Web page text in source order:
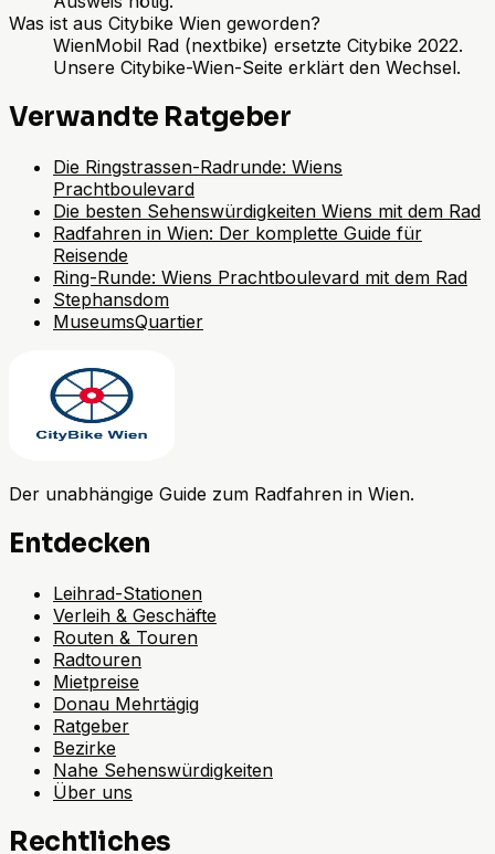
Was ist aus Citybike Wien geworden?
WienMobil Rad (nextbike) ersetzte Citybike 2022.
Unsere Citybike-Wien-Seite erklärt den Wechsel.
Verwandte Ratgeber
Die Ringstrassen-Radrunde: Wiens
Prachtboulevard
Die besten Sehenswürdigkeiten Wiens mit dem Rad
Radfahren in Wien: Der komplette Guide für
Reisende
Ring-Runde: Wiens Prachtboulevard mit dem Rad
Stephansdom
MuseumsQuartier
Der unabhängige Guide zum Radfahren in Wien.
Entdecken
Leihrad-Stationen
Verleih & Geschäfte
Routen & Touren
Radtouren
Mietpreise
Donau Mehrtägig
Ratgeber
Bezirke
Nahe Sehenswürdigkeiten
Über uns
Rechtliches